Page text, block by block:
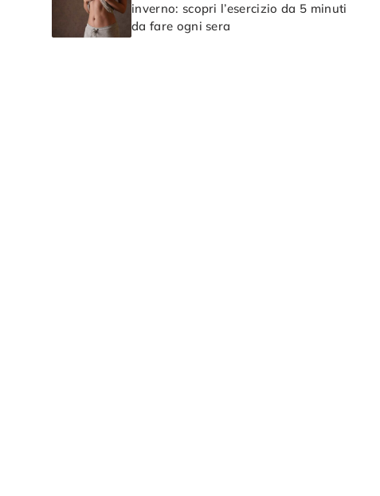
inverno: scopri l’esercizio da 5 minuti
da fare ogni sera